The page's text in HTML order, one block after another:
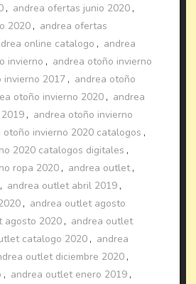
, andrea ofertas junio 2020 ,
2020 , andrea ofertas
online catalogo , andrea
invierno , andrea otoño invierno
invierno 2017 , andrea otoño
otoño invierno 2020 , andrea
, andrea otoño invierno
otoño invierno 2020 catalogos ,
2020 catalogos digitales ,
ropa 2020 , andrea outlet,
, andrea outlet abril 2019 ,
, andrea outlet agosto
agosto 2020 , andrea outlet
catalogo 2020 , andrea
outlet diciembre 2020 ,
, andrea outlet enero 2019 ,